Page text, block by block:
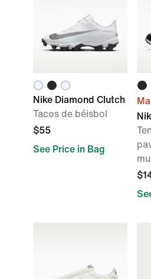
Nike Diamond Clutch
Tacos de béisbol
$55
See Price in Bag